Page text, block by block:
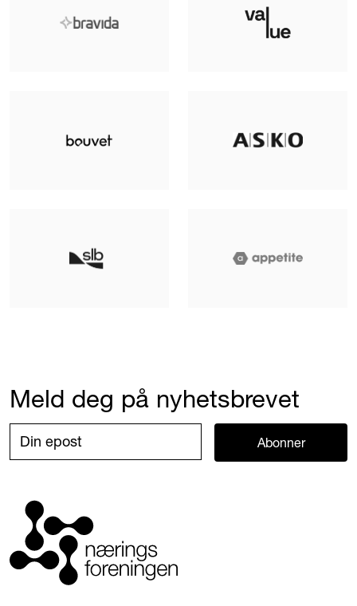
Meld deg på nyhetsbrevet
Abonner